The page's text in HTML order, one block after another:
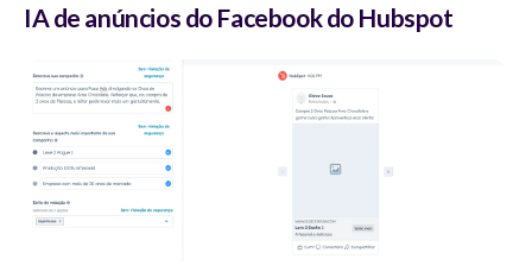
IA de anúncios do Facebook do Hubspot